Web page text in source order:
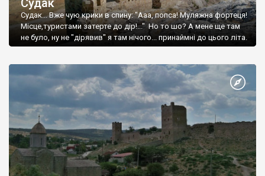
Судак... Вже чую крики в спину: "Ааа, попса! Муляжна фортеця!
Місце,туристами затерте до дір!..." Но то шо? А мене ще там
не було, ну не "дірявив" я там нічого... принаймні до цього літа.